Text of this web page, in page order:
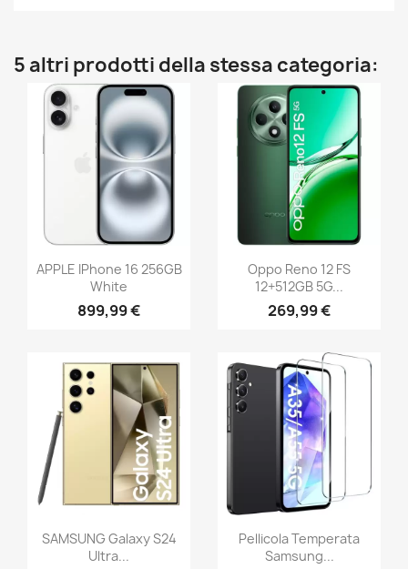
5 altri prodotti della stessa categoria:
APPLE IPhone 16 256GB
White
899,99 €
Oppo Reno 12 FS
12+512GB 5G...
269,99 €
SAMSUNG Galaxy S24
Ultra...
Pellicola Temperata
Samsung...